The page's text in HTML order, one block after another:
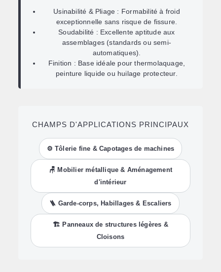
Usinabilité & Pliage : Formabilité à froid
exceptionnelle sans risque de fissure.
Soudabilité : Excellente aptitude aux
assemblages (standards ou semi-
automatiques).
Finition : Base idéale pour thermolaquage,
peinture liquide ou huilage protecteur.
CHAMPS D'APPLICATIONS PRINCIPAUX
⚙️ Tôlerie fine & Capotages de machines
🪑 Mobilier métallique & Aménagement
d'intérieur
🪜 Garde-corps, Habillages & Escaliers
🏗️ Panneaux de structures légères &
Cloisons